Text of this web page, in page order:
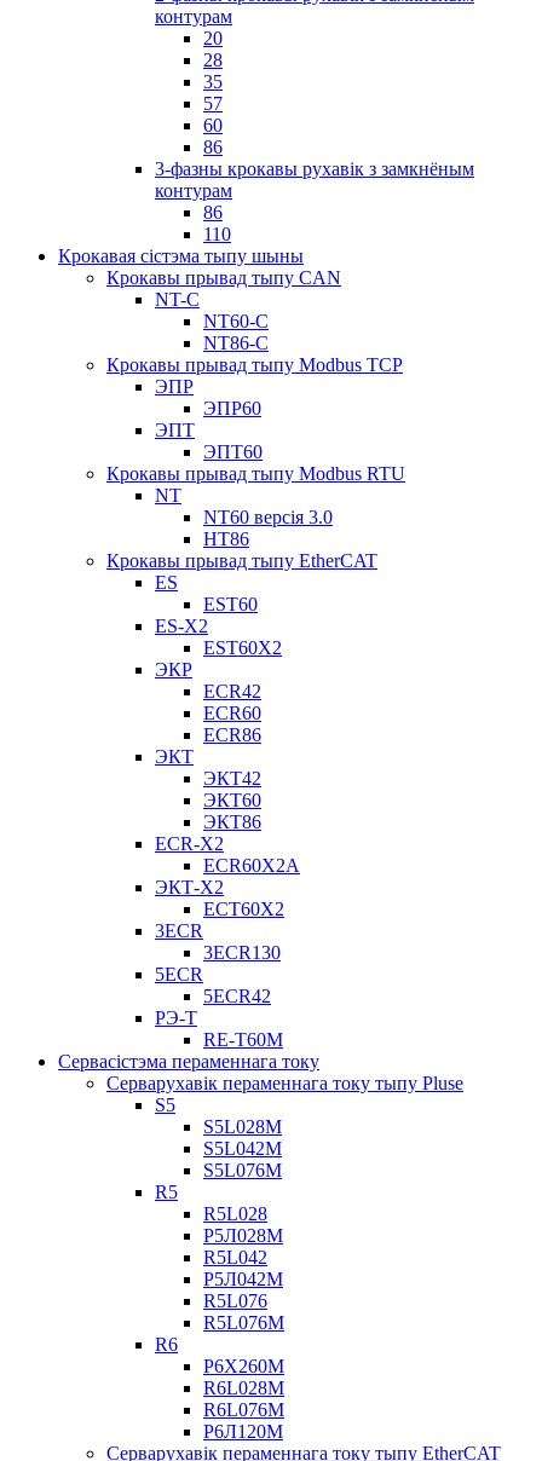
контурам
20
28
35
57
60
86
3-фазны крокавы рухавік з замкнёным
контурам
86
110
Крокавая сістэма тыпу шыны
Крокавы прывад тыпу CAN
NT-C
NT60-C
NT86-C
Крокавы прывад тыпу Modbus TCP
ЭПР
ЭПР60
ЭПТ
ЭПТ60
Крокавы прывад тыпу Modbus RTU
NT
NT60 версія 3.0
НТ86
Крокавы прывад тыпу EtherCAT
ES
EST60
ES-X2
EST60X2
ЭКР
ECR42
ECR60
ECR86
ЭКТ
ЭКТ42
ЭКТ60
ЭКТ86
ECR-X2
ECR60X2A
ЭКТ-X2
ECT60X2
3ECR
3ECR130
5ECR
5ECR42
РЭ-Т
RE-T60M
Сервасістэма пераменнага току
Серварухавік пераменнага току тыпу Pluse
S5
S5L028M
S5L042M
S5L076M
R5
R5L028
Р5Л028М
R5L042
Р5Л042М
R5L076
R5L076M
R6
Р6Х260М
R6L028M
R6L076M
Р6Л120М
Серварухавік пераменнага току тыпу EtherCAT